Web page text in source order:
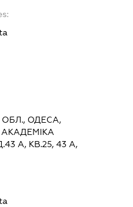
ОДЕСА,
АКАДЕМІКА
А, КВ.25, 43 А,